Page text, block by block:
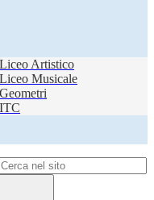
Artistico
Musicale